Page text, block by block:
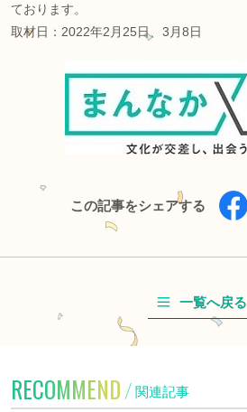
ております。
取材日：2022年2月25日、3月8日
この記事をシェアする
一覧へ戻る
RECOMMEND 関連記事